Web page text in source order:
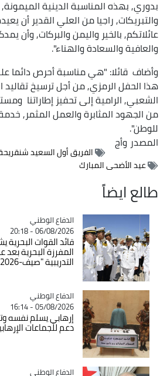
بدوري, بهذه المناسبة الدينية الميمونة,
والتبريكات, راجيا من العلي القدير أن
عائلاتكم, بالخير واليمن والبركات, وأن
والعافية والسعادة والهناء".
وأضاف قائلا: "هي مناسبة أحرص دائما على
هذا الحفل الرمزي, من أجل ترسيخ تقاليد
الشعبي, الرامية إلى تحفيز إطاراتنا
من الجهود المثابرة والعمل المثمر, خدمة
للوطن".
المصدروأج
الفريق أول السعيد شنقريحة
عيد الأضحى المبارك
طالع ايضاً
Catégorie
الدفاع الوطني
06/08/2026 - 20:18
قائد القوات البحرية
المفرزة البحرية بعد
التدريبية "صيف-2026"
Catégorie
الدفاع الوطني
05/08/2026 - 16:14
دعم للجماعات
Catégorie
الدفاع الوطني